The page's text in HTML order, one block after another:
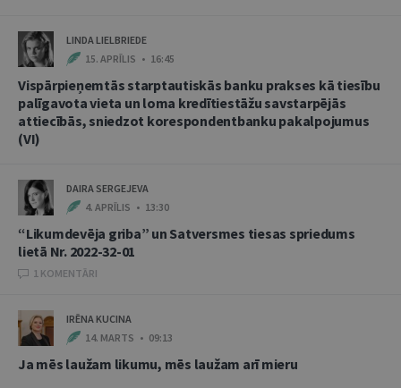
LINDA LIELBRIEDE
15. APRĪLIS • 16:45
Vispārpieņemtās starptautiskās banku prakses kā tiesību
palīgavota vieta un loma kredītiestāžu savstarpējās
attiecībās, sniedzot korespondentbanku pakalpojumus
(VI)
DAIRA SERGEJEVA
4. APRĪLIS • 13:30
“Likumdevēja griba” un Satversmes tiesas spriedums
lietā Nr. 2022-32-01
1 KOMENTĀRI
IRĒNA KUCINA
14. MARTS • 09:13
Ja mēs laužam likumu, mēs laužam arī mieru